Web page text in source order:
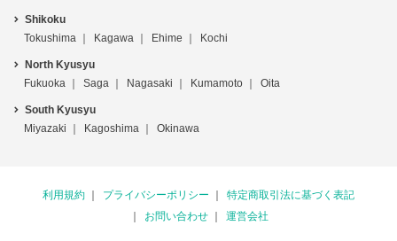
Shikoku
Tokushima
Kagawa Ehime Kochi
North Kyusyu
Fukuoka
Saga Nagasaki Kumamoto Oita
South Kyusyu
Miyazaki
Kagoshima Okinawa
利用規約 プライバシーポリシー
特定商取引法に基づく表記
お問い合わせ
運営会社